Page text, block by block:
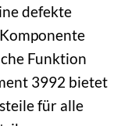
defekte
Funktion
3992 bietet
für alle